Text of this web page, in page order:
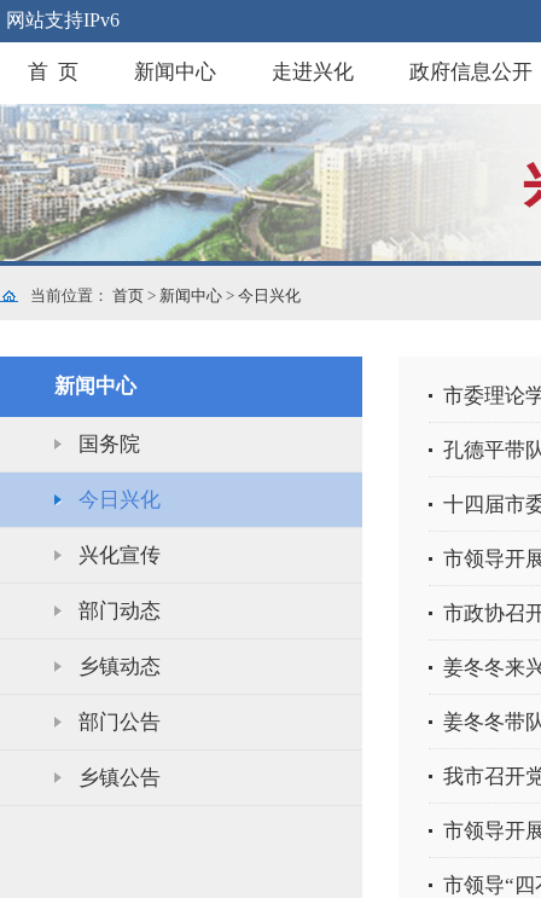
网站支持IPv6
首 页 新闻中心 走进兴化 政府信息公开
当前位置： 首页 > 新闻中心 > 今日兴化
新闻中心
国务院
今日兴化
兴化宣传
部门动态
乡镇动态
部门公告
乡镇公告
市委理论
孔德平带
十四届市
市领导开
市政协召
姜冬冬来
姜冬冬带
我市召开
市领导开
市领导“